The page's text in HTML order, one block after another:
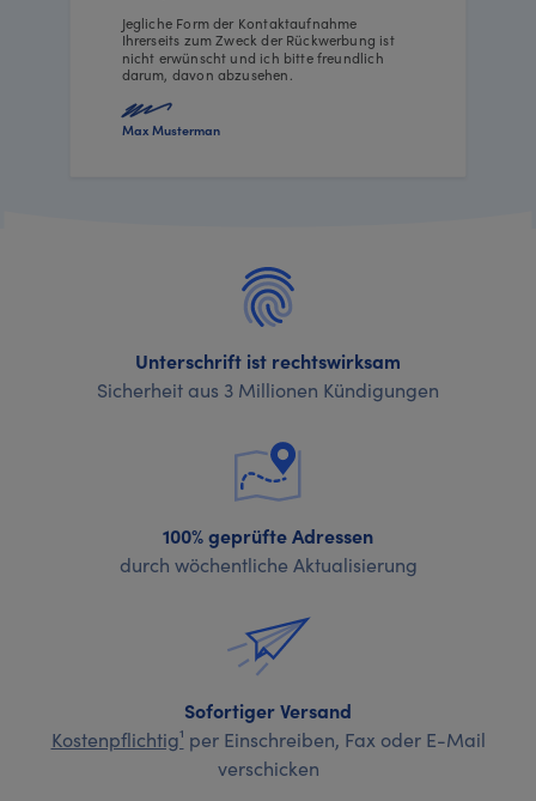
Jegliche Form der Kontaktaufnahme
Ihrerseits zum Zweck der Rückwerbung ist
nicht erwünscht und ich bitte freundlich
darum, davon abzusehen.
Max Musterman
Unterschrift ist rechtswirksam
Sicherheit aus 3 Millionen Kündigungen
100% geprüfte Adressen
durch wöchentliche Aktualisierung
Sofortiger Versand
Kostenpflichtig¹ per Einschreiben, Fax oder E-Mail
verschicken